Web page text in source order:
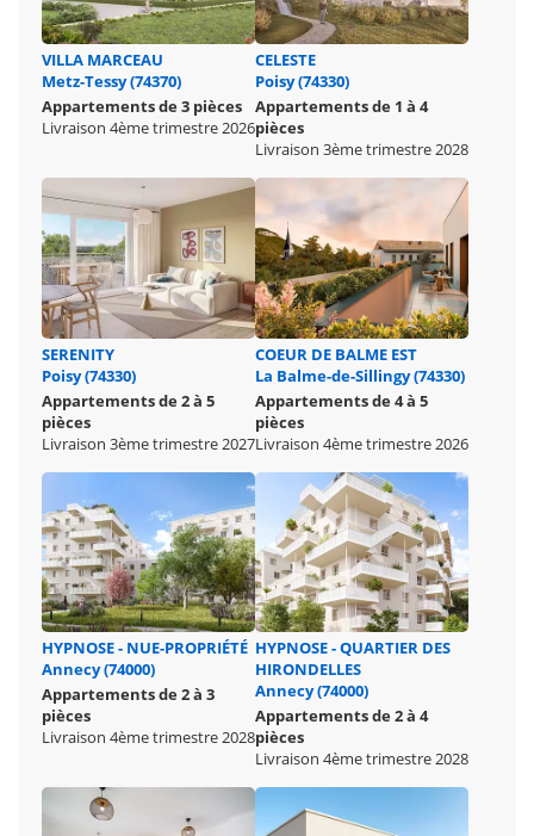
VILLA MARCEAU
Metz-Tessy (74370)
Appartements de 3 pièces
Livraison 4ème trimestre 2026
CELESTE
Poisy (74330)
Appartements de 1 à 4
pièces
Livraison 3ème trimestre 2028
SERENITY
Poisy (74330)
Appartements de 2 à 5
pièces
Livraison 3ème trimestre 2027
COEUR DE BALME EST
La Balme-de-Sillingy (74330)
Appartements de 4 à 5
pièces
Livraison 4ème trimestre 2026
HYPNOSE - NUE-PROPRIÉTÉ
Annecy (74000)
Appartements de 2 à 3
pièces
Livraison 4ème trimestre 2028
HYPNOSE - QUARTIER DES
HIRONDELLES
Annecy (74000)
Appartements de 2 à 4
pièces
Livraison 4ème trimestre 2028